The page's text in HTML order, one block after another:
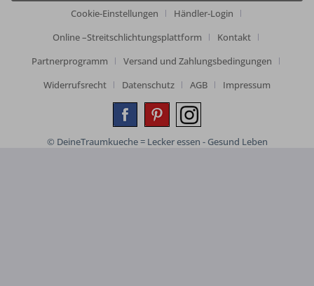
Cookie-Einstellungen
Händler-Login
Online –Streitschlichtungsplattform
Kontakt
Partnerprogramm
Versand und Zahlungsbedingungen
Widerrufsrecht
Datenschutz AGB Impressum
© DeineTraumkueche = Lecker essen - Gesund Leben